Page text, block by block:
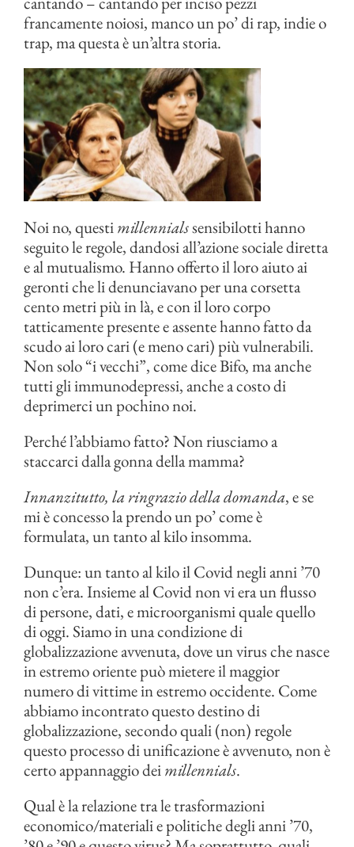
francamente noiosi, manco un po’ di rap, indie o
trap, ma questa è un’altra storia.
Noi no, questimillennialssensibilotti hanno
seguito le regole, dandosi all’azione sociale diretta
e al mutualismo. Hanno offerto il loro aiuto ai
geronti che li denunciavano per una corsetta
cento metri più in là, e con il loro corpo
tatticamente presente e assente hanno fatto da
scudo ai loro cari (e meno cari) più vulnerabili.
Non solo “i vecchi”, come dice Bifo, ma anche
tutti gli immunodepressi, anche a costo di
deprimerci un pochino noi.
Perché l’abbiamo fatto? Non riusciamo a
staccarci dalla gonna della mamma?
Innanzitutto, la ringrazio della domanda, e se
mi è concesso la prendo un po’ come è
formulata, un tanto al kilo insomma.
Dunque: un tanto al kilo il Covid negli anni ’70
non c’era. Insieme al Covid non vi era un flusso
di persone, dati, e microorganismi quale quello
di oggi. Siamo in una condizione di
globalizzazione avvenuta, dove un virus che nasce
in estremo oriente può mietere il maggior
numero di vittime in estremo occidente. Come
abbiamo incontrato questo destino di
globalizzazione, secondo quali (non) regole
questo processo di unificazione è avvenuto, non è
certo appannaggio deimillennials.
Qual è la relazione tra le trasformazioni
economico/materiali e politiche degli anni ’70,